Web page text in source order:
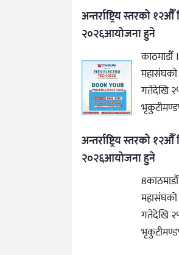
अन्तर्राष्ट्रिय स्तरको
२०२६आयोजना हुने
काठमाडौँ
गतेदेखि
अन्तर्राष्ट्रिय स्तरको
२०२६आयोजना हुने
गतेदेखि